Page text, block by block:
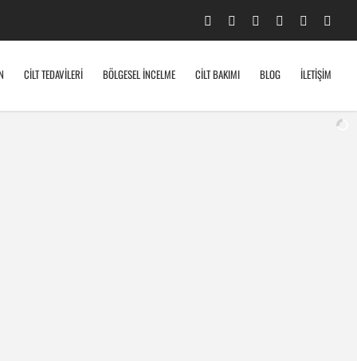
Facebook
TwitterYouTubeInstagramGoogle+
CİLT TEDAVİLERİ BÖLGESEL İNCELME CİLT BAKIMI BLOG İLETİŞİM